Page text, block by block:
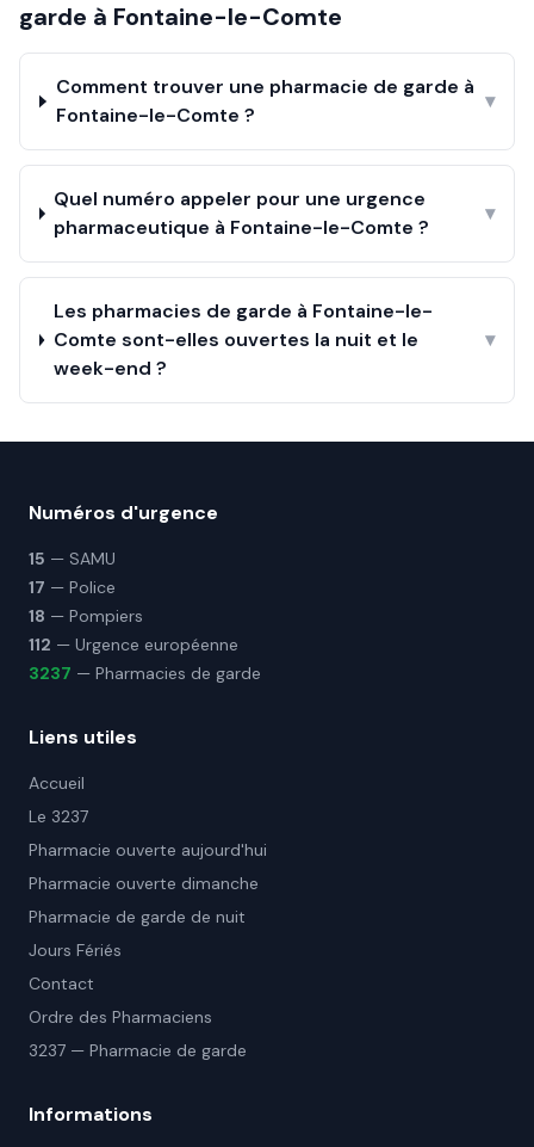
garde à Fontaine-le-Comte
Comment trouver une pharmacie de garde à
Fontaine-le-Comte ?
▾
Quel numéro appeler pour une urgence
pharmaceutique à Fontaine-le-Comte ?
▾
Les pharmacies de garde à Fontaine-le-
Comte sont-elles ouvertes la nuit et le
week-end ?
▾
Numéros d'urgence
15 — SAMU
17 — Police
18 — Pompiers
112 — Urgence européenne
3237 — Pharmacies de garde
Liens utiles
Accueil
Le 3237
Pharmacie ouverte aujourd'hui
Pharmacie ouverte dimanche
Pharmacie de garde de nuit
Jours Fériés
Contact
Ordre des Pharmaciens
3237 — Pharmacie de garde
Informations